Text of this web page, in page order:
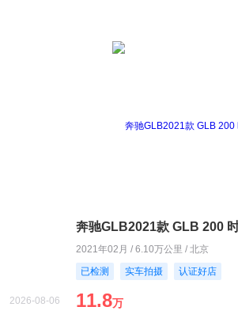
2026-08-06
奔驰GLB2021款 GLB 200
2021年02月 / 6.10万公里 / 北京
已检测
实车拍摄 认证好店
11.8万